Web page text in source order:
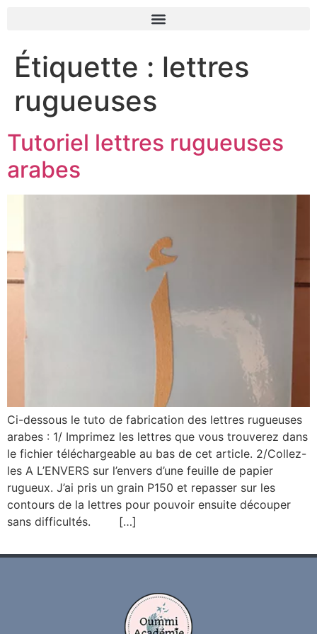
Étiquette : lettres
rugueuses
Tutoriel lettres rugueuses
arabes
Ci-dessous le tuto de fabrication des lettres rugueuses
arabes : 1/ Imprimez les lettres que vous trouverez dans
le fichier téléchargeable au bas de cet article. 2/Collez-
les A L’ENVERS sur l’envers d’une feuille de papier
rugueux. J’ai pris un grain P150 et repasser sur les
contours de la lettres pour pouvoir ensuite découper
sans difficultés. […]